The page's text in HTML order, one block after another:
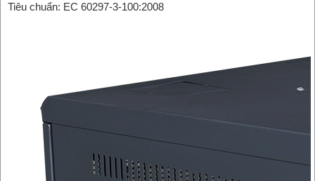
Tiêu chuẩn: EC 60297-3-100:2008